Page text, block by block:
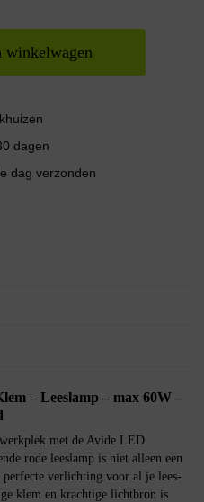
winkelwagen
dagen
dag verzonden
– Leeslamp – max 60W –
met de Avide LED
rode leeslamp is niet alleen een
verlichting voor al je lees-
klem en krachtige lichtbron is